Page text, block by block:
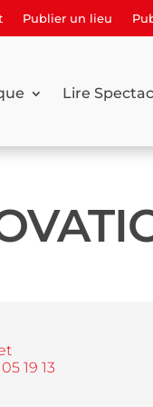
Publier un lieu
Lire
19 13